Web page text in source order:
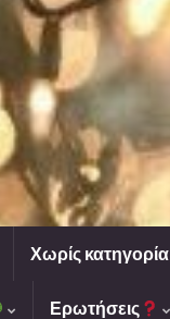
Χωρίς κατηγορία
Ερωτήσεις